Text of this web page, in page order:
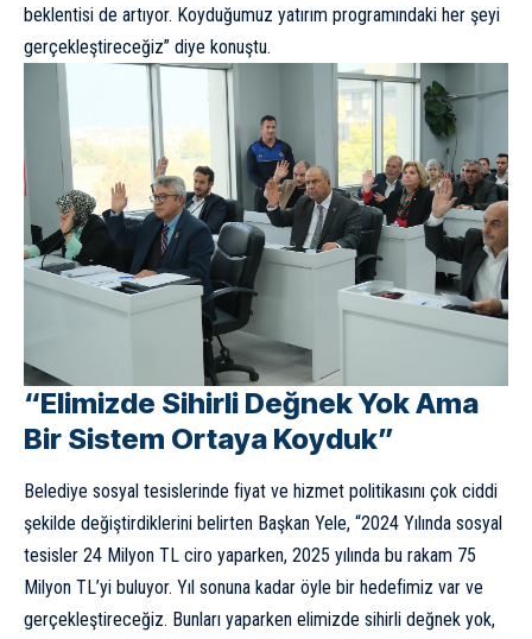
beklentisi de artıyor. Koyduğumuz yatırım programındaki her şeyi
gerçekleştireceğiz” diye konuştu.
“Elimizde Sihirli Değnek Yok Ama
Bir Sistem Ortaya Koyduk”
Belediye sosyal tesislerinde fiyat ve hizmet politikasını çok ciddi
şekilde değiştirdiklerini belirten Başkan Yele, “2024 Yılında sosyal
tesisler 24 Milyon TL ciro yaparken, 2025 yılında bu rakam 75
Milyon TL’yi buluyor. Yıl sonuna kadar öyle bir hedefimiz var ve
gerçekleştireceğiz. Bunları yaparken elimizde sihirli değnek yok,